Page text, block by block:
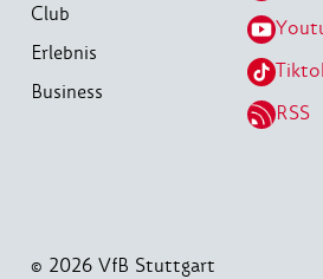
Club
Erlebnis
Business
RSS
© 2026 VfB Stuttgart